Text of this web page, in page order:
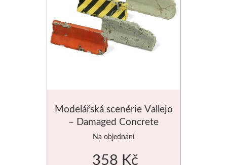
Modelářská scenérie Vallejo
– Damaged Concrete
Barriers
Na objednání
358 Kč